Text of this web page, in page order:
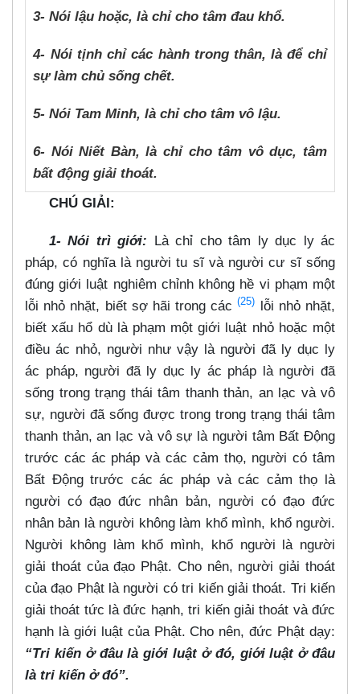
3- Nói lậu hoặc, là chỉ cho tâm đau khổ.
4- Nói tịnh chỉ các hành trong thân, là để chỉ
sự làm chủ sống chết.
5- Nói Tam Minh, là chỉ cho tâm vô lậu.
6- Nói Niết Bàn, là chỉ cho tâm vô dục, tâm
bất động giải thoát.
CHÚ GIẢI:
1- Nói trì giới: Là chỉ cho tâm ly dục ly ác
pháp, có nghĩa là người tu sĩ và người cư sĩ sống
đúng giới luật nghiêm chỉnh không hề vi phạm một
lỗi nhỏ nhặt, biết sợ hãi trong các(25) lỗi nhỏ nhặt,
biết xấu hổ dù là phạm một giới luật nhỏ hoặc một
điều ác nhỏ, người như vậy là người đã ly dục ly
ác pháp, người đã ly dục ly ác pháp là người đã
sống trong trạng thái tâm thanh thản, an lạc và vô
sự, người đã sống được trong trong trạng thái tâm
thanh thản, an lạc và vô sự là người tâm Bất Động
trước các ác pháp và các cảm thọ, người có tâm
Bất Động trước các ác pháp và các cảm thọ là
người có đạo đức nhân bản, người có đạo đức
nhân bản là người không làm khổ mình, khổ người.
Người không làm khổ mình, khổ người là người
giải thoát của đạo Phật. Cho nên, người giải thoát
của đạo Phật là người có tri kiến giải thoát. Tri kiến
giải thoát tức là đức hạnh, tri kiến giải thoát và đức
hạnh là giới luật của Phật. Cho nên, đức Phật dạy:
“Tri kiến ở đâu là giới luật ở đó, giới luật ở đâu
là tri kiến ở đó”.